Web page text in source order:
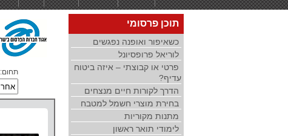
תחום:
תוכן פרסומי
כשאיפור ואופנה נפגשים
לוריאל פרופסיונל
פרטי או קבוצתי – איזה ביטוח
עדיף?
הדרך לקורות חיים מנצחים
בחירת מוצרי חשמל למטבח
מתנות מקוריות
לימודי תואר ראשון